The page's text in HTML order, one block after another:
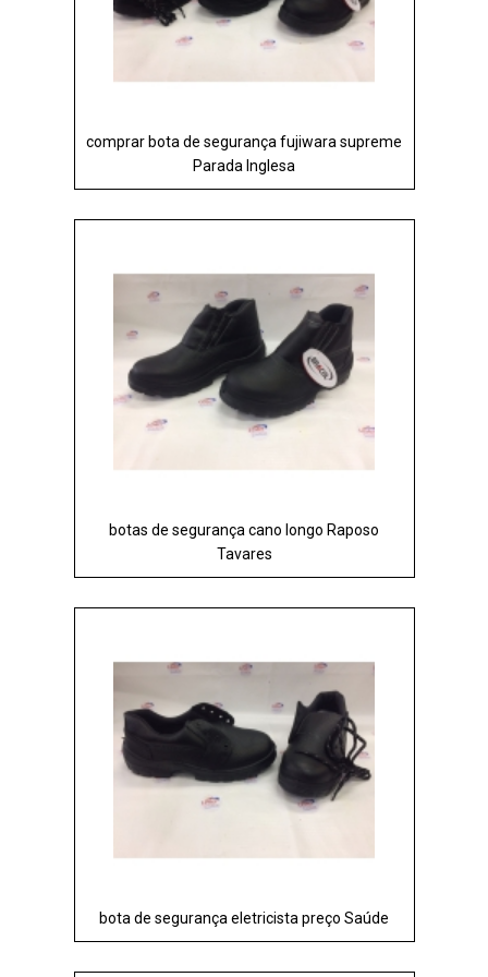
comprar bota de segurança fujiwara supreme
Parada Inglesa
botas de segurança cano longo Raposo
Tavares
bota de segurança eletricista preço Saúde